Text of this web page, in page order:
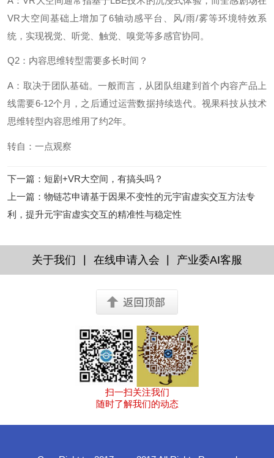
VR大空间基础上增加了6轴动感平台、风/雨/雾等环境特效系
统，实现视觉、听觉、触觉、嗅觉等多感官协同。
Q2：内容思维转型需要多长时间？
A：取决于团队基础。一般而言，从团队组建到首个内容产品上
线需要6-12个月，之后通过运营数据持续迭代。视果科技从技术
思维转型内容思维用了约2年。
转自：一点观察
下一篇 ： 短剧+VR大空间，有搞头吗？
上一篇 ： 物链芯申请基于因果不变性的元宇宙虚实交互方法专
利，提升元宇宙虚实交互的精准性与稳定性
关于我们 在线申请入会 产业委AI客服
扫一扫关注我们
随时了解我们的动态